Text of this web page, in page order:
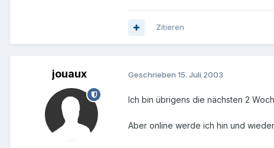
Zitieren
jouaux Geschrieben 15. Juli 2003
Ich bin übrigens die nächsten 2
Aber online werde ich hin und